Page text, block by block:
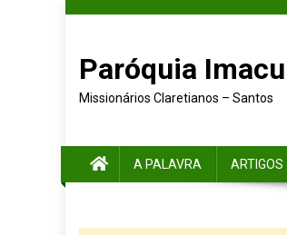
Paróquia
Missionários Claretianos – Santos
A PALAVRA ARTIGOS